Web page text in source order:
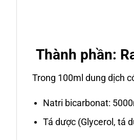
Thành phần:
Trong 100ml dung dịch
Natri bicarbonat:
Tá dược (Glycerol, tá